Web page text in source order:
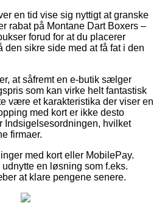
en tid vise sig nyttigt at granske
rabat på Montane Dart Boxers –
forud for at du placerer
den sikre side med at få fat i den
at såfremt en e-butik sælger
som kan virke helt fantastisk
være et karakteristika der viser en
med kort er ikke desto
Indsigelsesordningen, hvilket
firmaer.
med kort eller MobilePay.
en løsning som f.eks.
at klare pengene senere.